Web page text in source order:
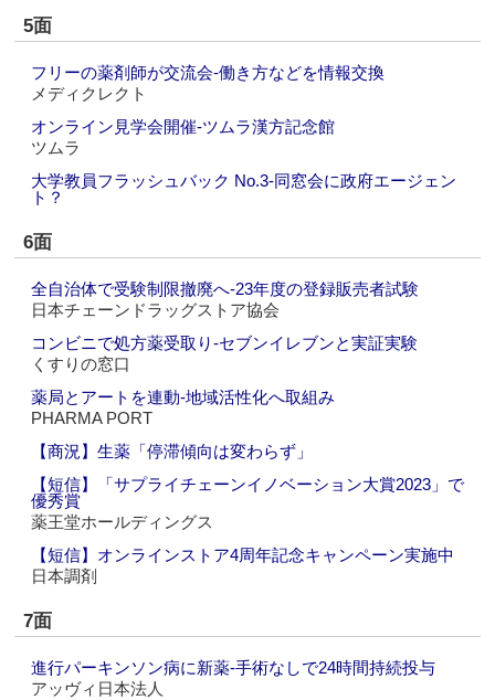
5面
フリーの薬剤師が交流会‐働き方などを情報交換
メディクレクト
オンライン見学会開催‐ツムラ漢方記念館
ツムラ
大学教員フラッシュバック No.3‐同窓会に政府エージェン
ト？
6面
全自治体で受験制限撤廃へ‐23年度の登録販売者試験
日本チェーンドラッグストア協会
コンビニで処方薬受取り‐セブンイレブンと実証実験
くすりの窓口
薬局とアートを連動‐地域活性化へ取組み
PHARMA PORT
【商況】生薬「停滞傾向は変わらず」
【短信】「サプライチェーンイノベーション大賞2023」で
優秀賞
薬王堂ホールディングス
【短信】オンラインストア4周年記念キャンペーン実施中
日本調剤
7面
進行パーキンソン病に新薬‐手術なしで24時間持続投与
アッヴィ日本法人